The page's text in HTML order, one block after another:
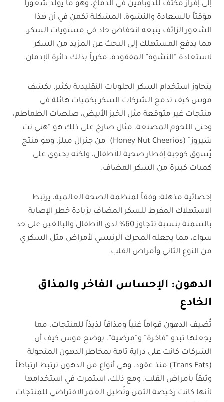
إلى إفراز مكثف للدوبامين في الدماغ، وهو ما يولد شعوراً
مؤقتاً بالسعادة والنشوة. المشكلة تكمن في أن هذا
الشعور الزائف يتبعه انخفاض حاد في مستويات السكر،
مما يدفع المستهلك إلى البحث عن المزيد من السكر
لاستعادة “النشوة” المفقودة، مكرراً بذلك دائرة الإدمان.
يتجاوز استخدام السكر الحلويات التقليدية بكثير. يكشف
موس كيف تدمج الشركات السكر بكميات هائلة في
منتجات غير متوقعة مثل الخبز الأبيض، صلصات الطماطم،
وحتى اللحوم المصنعة. مثال صارخ على ذلك هو “هني نت
شيروز” (Honey Nut Cheerios) من جنرال ميلز، وهو منتج
يُسوق كوجبة إفطار صحية للأطفال، ولكنه يحتوي على
كميات كبيرة من السكر المضاف.
إحصائية مذهلة: وفقاً لمنظمة الصحة العالمية، يرتبط
الاستهلاك المفرط للسكر المضاف بزيادة خطر الإصابة
بالسمنة بنسبة تتجاوز 60% لدى الأطفال والبالغين على حد
سواء، مما يجعله المحرك الرئيسي لأمراض مثل السكري
من النوع الثاني وأمراض القلب.
الدهون: الإحساس الفاخر والمذاق
الخادع
تُضيف الدهون قواماً غنياً ومذاقاً لذيذاً للمنتجات، مما
يجعلها تبدو “فاخرة” و”مرضية”. يوضح موس كيف أن
الشركات كانت على دراية تامة بمخاطر الدهون المتحولة
(Trans Fats) منذ عقود، وهي أنواع من الدهون ترتبط ارتباطاً
وثيقاً بأمراض القلب. ومع ذلك، استمرت في استخدامها
لأنها كانت رخيصة الثمن وتُطيل العمر الافتراضي للمنتجات